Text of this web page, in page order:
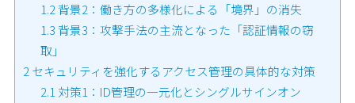
1.2背景2：働き方の多様化による「境界」の消失
1.3背景3：攻撃手法の主流となった「認証情報の窃
取」
2 セキュリティを強化するアクセス管理の具体的な対策
2.1 対策1：ID管理の一元化とシングルサインオン